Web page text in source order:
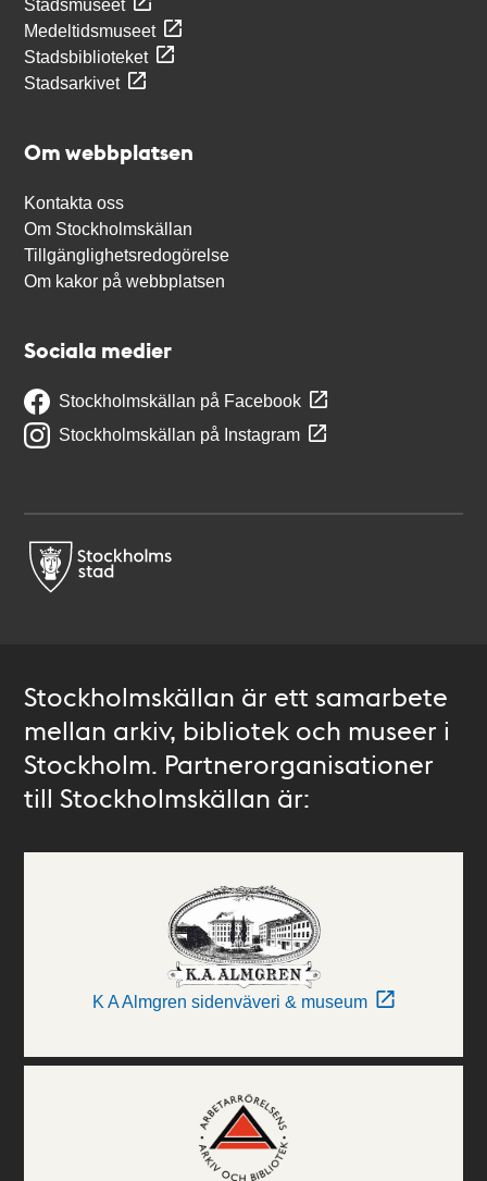
Stadsmuseet
Medeltidsmuseet
Stadsbiblioteket
Stadsarkivet
Om webbplatsen
Kontakta oss
Om Stockholmskällan
Tillgänglighetsredogörelse
Om kakor på webbplatsen
Sociala medier
Stockholmskällan på Facebook
Stockholmskällan på Instagram
Stockholmskällan är ett samarbete
mellan arkiv, bibliotek och museer i
Stockholm. Partnerorganisationer
till Stockholmskällan är:
K A Almgren sidenväveri & museum